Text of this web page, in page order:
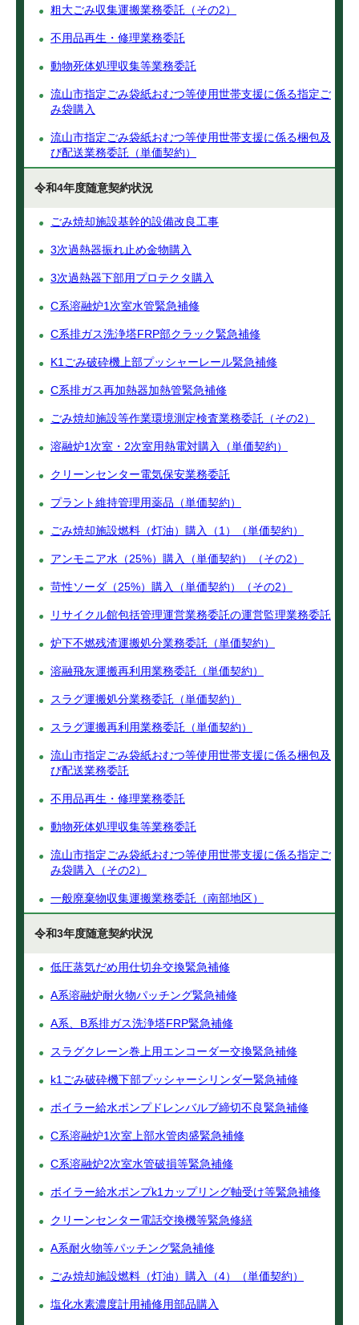
粗大ごみ収集運搬業務委託（その2）
不用品再生・修理業務委託
動物死体処理収集等業務委託
流山市指定ごみ袋紙おむつ等使用世帯支援に係る指定ご
み袋購入
流山市指定ごみ袋紙おむつ等使用世帯支援に係る梱包及
び配送業務委託（単価契約）
令和4年度随意契約状況
ごみ焼却施設基幹的設備改良工事
3次過熱器振れ止め金物購入
3次過熱器下部用プロテクタ購入
C系溶融炉1次室水管緊急補修
C系排ガス洗浄塔FRP部クラック緊急補修
K1ごみ破砕機上部プッシャーレール緊急補修
C系排ガス再加熱器加熱管緊急補修
ごみ焼却施設等作業環境測定検査業務委託（その2）
溶融炉1次室・2次室用熱電対購入（単価契約）
クリーンセンター電気保安業務委託
プラント維持管理用薬品（単価契約）
ごみ焼却施設燃料（灯油）購入（1）（単価契約）
アンモニア水（25%）購入（単価契約）（その2）
苛性ソーダ（25%）購入（単価契約）（その2）
リサイクル館包括管理運営業務委託の運営監理業務委託
炉下不燃残渣運搬処分業務委託（単価契約）
溶融飛灰運搬再利用業務委託（単価契約）
スラグ運搬処分業務委託（単価契約）
スラグ運搬再利用業務委託（単価契約）
流山市指定ごみ袋紙おむつ等使用世帯支援に係る梱包及
び配送業務委託
不用品再生・修理業務委託
動物死体処理収集等業務委託
流山市指定ごみ袋紙おむつ等使用世帯支援に係る指定ご
み袋購入（その2）
一般廃棄物収集運搬業務委託（南部地区）
令和3年度随意契約状況
低圧蒸気だめ用仕切弁交換緊急補修
A系溶融炉耐火物パッチング緊急補修
A系、B系排ガス洗浄塔FRP緊急補修
スラグクレーン巻上用エンコーダー交換緊急補修
k1ごみ破砕機下部プッシャーシリンダー緊急補修
ボイラー給水ポンプドレンバルブ締切不良緊急補修
C系溶融炉1次室上部水管肉盛緊急補修
C系溶融炉2次室水管破損等緊急補修
ボイラー給水ポンプk1カップリング軸受け等緊急補修
クリーンセンター電話交換機等緊急修繕
A系耐火物等パッチング緊急補修
ごみ焼却施設燃料（灯油）購入（4）（単価契約）
塩化水素濃度計用補修用部品購入